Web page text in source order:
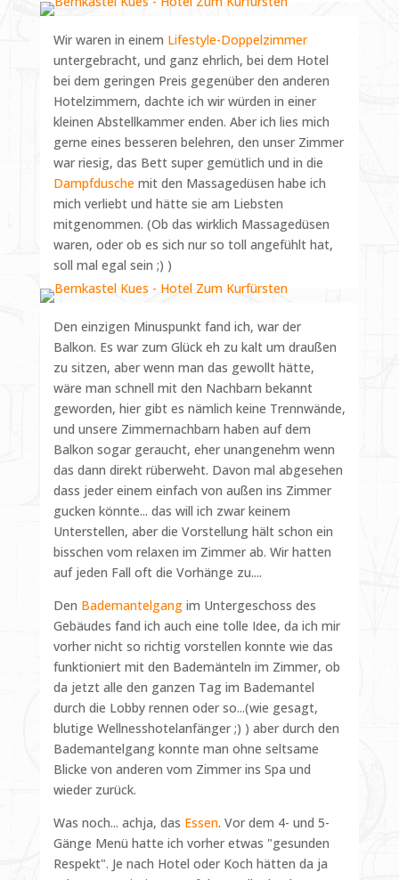
Wir waren in einem Lifestyle-Doppelzimmer
untergebracht, und ganz ehrlich, bei dem Hotel
bei dem geringen Preis gegenüber den anderen
Hotelzimmern, dachte ich wir würden in einer
kleinen Abstellkammer enden. Aber ich lies mich
gerne eines besseren belehren, den unser Zimmer
war riesig, das Bett super gemütlich und in die
Dampfduschemit den Massagedüsen habe ich
mich verliebt und hätte sie am Liebsten
mitgenommen. (Ob das wirklich Massagedüsen
waren, oder ob es sich nur so toll angefühlt hat,
soll mal egal sein ;) )
Den einzigen Minuspunkt fand ich, war der
Balkon. Es war zum Glück eh zu kalt um draußen
zu sitzen, aber wenn man das gewollt hätte,
wäre man schnell mit den Nachbarn bekannt
geworden, hier gibt es nämlich keine Trennwände,
und unsere Zimmernachbarn haben auf dem
Balkon sogar geraucht, eher unangenehm wenn
das dann direkt rüberweht. Davon mal abgesehen
dass jeder einem einfach von außen ins Zimmer
gucken könnte... das will ich zwar keinem
Unterstellen, aber die Vorstellung hält schon ein
bisschen vom relaxen im Zimmer ab. Wir hatten
auf jeden Fall oft die Vorhänge zu....
Den Bademantelgangim Untergeschoss des
Gebäudes fand ich auch eine tolle Idee, da ich mir
vorher nicht so richtig vorstellen konnte wie das
funktioniert mit den Bademänteln im Zimmer, ob
da jetzt alle den ganzen Tag im Bademantel
durch die Lobby rennen oder so...(wie gesagt,
blutige Wellnesshotelanfänger ;) ) aber durch den
Bademantelgang konnte man ohne seltsame
Blicke von anderen vom Zimmer ins Spa und
wieder zurück.
Was noch... achja, das Essen. Vor dem 4- und 5-
Gänge Menü hatte ich vorher etwas "gesunden
Respekt". Je nach Hotel oder Koch hätten da ja